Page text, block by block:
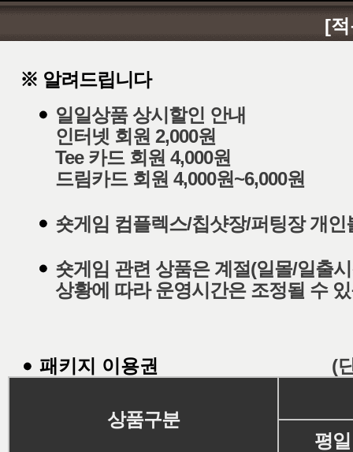
[
※ 알려드립니다
일일상품 상시할인 안내
인터넷 회원 2,000원
Tee 카드 회원 4,000원
드림카드 회원 4,000원~6,000원
숏게임 컴플렉스/칩샷장/퍼팅장 개인
숏게임 관련 상품은 계절(일몰/일출
상황에 따라 운영시간은 조정될 수
패키지 이용권 (
상품구분
평일